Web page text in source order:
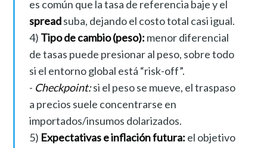
es común que la tasa de referencia baje y el
spreadsuba, dejando el costo total casi igual.
4) Tipo de cambio (peso): menor diferencial
de tasas puede presionar al peso, sobre todo
si el entorno global está “risk-off”.
- Checkpoint:si el peso se mueve, el traspaso
a precios suele concentrarse en
importados/insumos dolarizados.
5) Expectativas e inflación futura: el objetivo